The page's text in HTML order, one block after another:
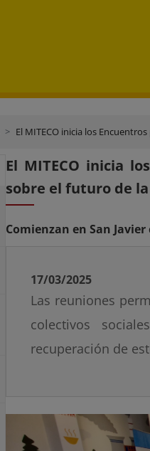
El MITECO inicia los
El MITECO inicia
sobre el futuro de
Comienzan en San
17/03/2025
Las reuniones
colectivos
recuperación de